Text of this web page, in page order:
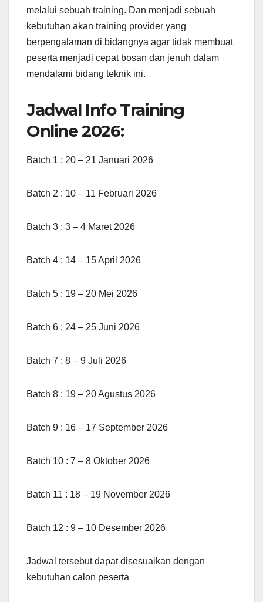
melalui sebuah training. Dan menjadi sebuah
kebutuhan akan training provider yang
berpengalaman di bidangnya agar tidak membuat
peserta menjadi cepat bosan dan jenuh dalam
mendalami bidang teknik ini.
Jadwal Info Training
Online 2026:
Batch 1 : 20 – 21 Januari 2026
Batch 2 : 10 – 11 Februari 2026
Batch 3 : 3 – 4 Maret 2026
Batch 4 : 14 – 15 April 2026
Batch 5 : 19 – 20 Mei 2026
Batch 6 : 24 – 25 Juni 2026
Batch 7 : 8 – 9 Juli 2026
Batch 8 : 19 – 20 Agustus 2026
Batch 9 : 16 – 17 September 2026
Batch 10 : 7 – 8 Oktober 2026
Batch 11 : 18 – 19 November 2026
Batch 12 : 9 – 10 Desember 2026
Jadwal tersebut dapat disesuaikan dengan
kebutuhan calon peserta